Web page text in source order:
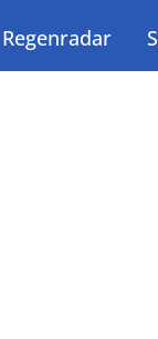
Regenradar